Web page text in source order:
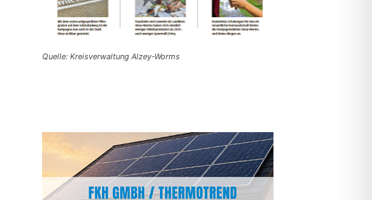
Quelle: Kreisverwaltung Alzey-Worms